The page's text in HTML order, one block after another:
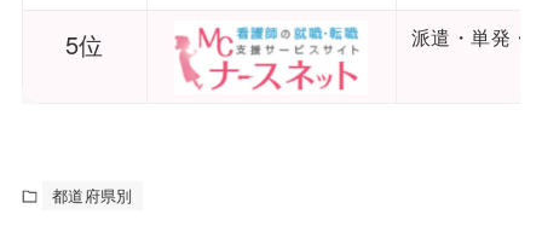
5位 派遣・単発・
都道府県別